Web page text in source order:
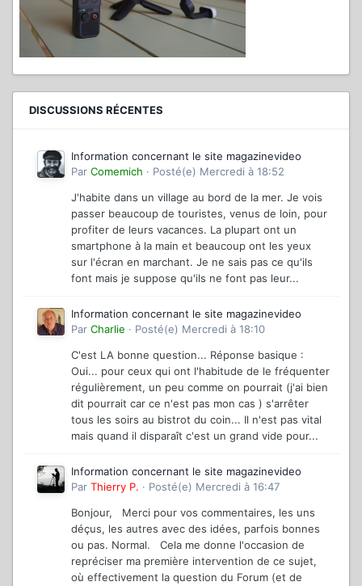
DISCUSSIONS RÉCENTES
Information concernant le site magazinevideo
Par Comemich · Posté(e) Mercredi à 18:52
J'habite dans un village au bord de la mer. Je vois
passer beaucoup de touristes, venus de loin, pour
profiter de leurs vacances. La plupart ont un
smartphone à la main et beaucoup ont les yeux
sur l'écran en marchant. Je ne sais pas ce qu'ils
font mais je suppose qu'ils ne font pas leur...
Information concernant le site magazinevideo
Par Charlie · Posté(e) Mercredi à 18:10
C'est LA bonne question... Réponse basique :
Oui... pour ceux qui ont l'habitude de le fréquenter
régulièrement, un peu comme on pourrait (j'ai bien
dit pourrait car ce n'est pas mon cas ) s'arrêter
tous les soirs au bistrot du coin... Il n'est pas vital
mais quand il disparaît c'est un grand vide pour...
Information concernant le site magazinevideo
Par Thierry P. · Posté(e) Mercredi à 16:47
Bonjour, Merci pour vos commentaires, les uns
déçus, les autres avec des idées, parfois bonnes
ou pas. Normal. Cela me donne l'occasion de
repréciser ma première intervention de ce sujet,
où effectivement la question du Forum (et de